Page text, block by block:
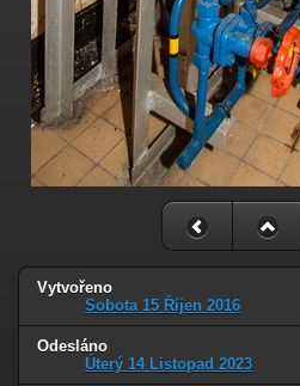
Vytvořeno
Sobota 15 Říjen 2016
Odesláno
Úterý 14 Listopad 2023